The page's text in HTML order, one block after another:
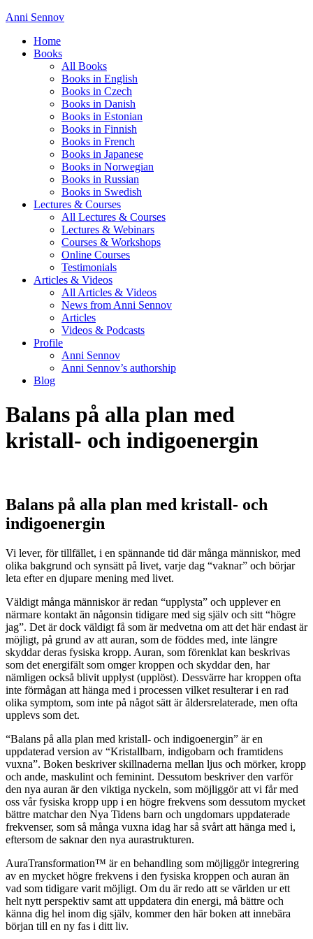
Anni Sennov
Home
Books
All Books
Books in English
Books in Czech
Books in Danish
Books in Estonian
Books in Finnish
Books in French
Books in Japanese
Books in Norwegian
Books in Russian
Books in Swedish
Lectures & Courses
All Lectures & Courses
Lectures & Webinars
Courses & Workshops
Online Courses
Testimonials
Articles & Videos
All Articles & Videos
News from Anni Sennov
Articles
Videos & Podcasts
Profile
Anni Sennov
Anni Sennov’s authorship
Blog
Balans på alla plan med
kristall- och indigoenergin
Balans på alla plan med kristall- och
indigoenergin
Vi lever, för tillfället, i en spännande tid där många människor, med
olika bakgrund och synsätt på livet, varje dag “vaknar” och börjar
leta efter en djupare mening med livet.
Väldigt många människor är redan “upplysta” och upplever en
närmare kontakt än någonsin tidigare med sig själv och sitt “högre
jag”. Det är dock väldigt få som är medvetna om att det här endast är
möjligt, på grund av att auran, som de föddes med, inte längre
skyddar deras fysiska kropp. Auran, som förenklat kan beskrivas
som det energifält som omger kroppen och skyddar den, har
nämligen också blivit upplyst (upplöst). Dessvärre har kroppen ofta
inte förmågan att hänga med i processen vilket resulterar i en rad
olika symptom, som inte på något sätt är åldersrelaterade, men ofta
upplevs som det.
“Balans på alla plan med kristall- och indigoenergin” är en
uppdaterad version av “Kristallbarn, indigobarn och framtidens
vuxna”. Boken beskriver skillnaderna mellan ljus och mörker, kropp
och ande, maskulint och feminint. Dessutom beskriver den varför
den nya auran är den viktiga nyckeln, som möjliggör att vi får med
oss vår fysiska kropp upp i en högre frekvens som dessutom mycket
bättre matchar den Nya Tidens barn och ungdomars uppdaterade
frekvenser, som så många vuxna idag har så svårt att hänga med i,
eftersom de saknar den nya aurastrukturen.
AuraTransformation™ är en behandling som möjliggör integrering
av en mycket högre frekvens i den fysiska kroppen och auran än
vad som tidigare varit möjligt. Om du är redo att se världen ur ett
helt nytt perspektiv samt att uppdatera din energi, må bättre och
känna dig hel inom dig själv, kommer den här boken att innebära
början till en ny fas i ditt liv.